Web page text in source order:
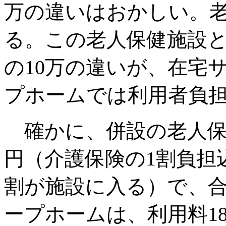
万の違いはおかしい。
る。この老人保健施設
の10万の違いが、在宅
プホームでは利用者負
確かに、併設の老人
円（介護保険の1割負
割が施設に入る）で、
ープホームは、利用料